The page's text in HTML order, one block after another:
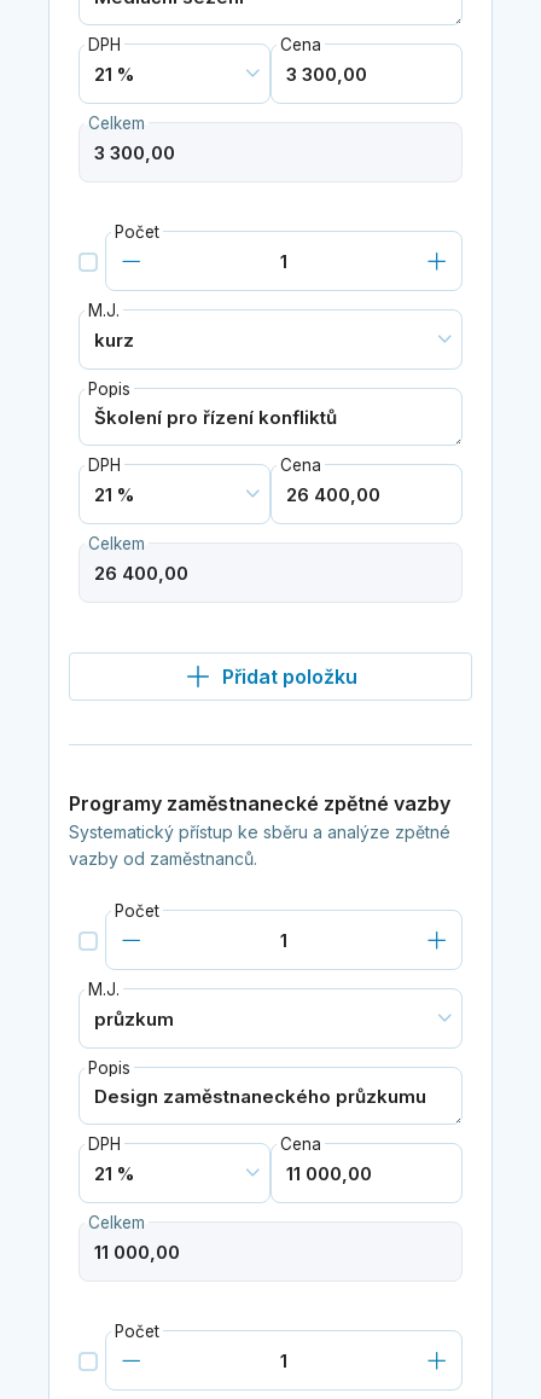
DPH Cena
Celkem
Počet
M.J.
Popis
DPH Cena
Celkem
Přidat položku
Programy zaměstnanecké zpětné vazby
Systematický přístup ke sběru a analýze zpětné
vazby od zaměstnanců.
Počet
M.J.
Popis
DPH Cena
Celkem
Počet